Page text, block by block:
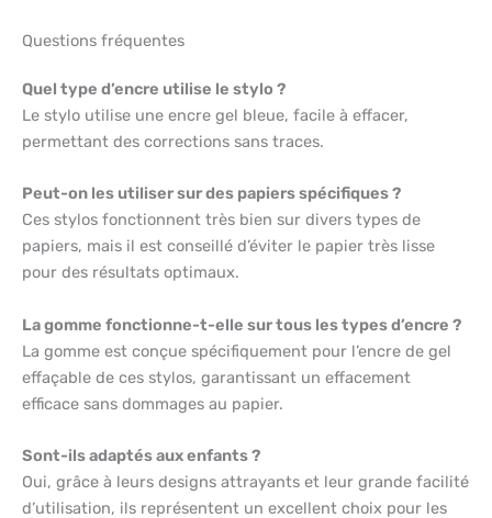
Questions fréquentes
Quel type d’encre utilise le stylo ?
Le stylo utilise une encre gel bleue, facile à effacer,
permettant des corrections sans traces.
Peut-on les utiliser sur des papiers spécifiques ?
Ces stylos fonctionnent très bien sur divers types de
papiers, mais il est conseillé d’éviter le papier très lisse
pour des résultats optimaux.
La gomme fonctionne-t-elle sur tous les types d’encre ?
La gomme est conçue spécifiquement pour l’encre de gel
effaçable de ces stylos, garantissant un effacement
efficace sans dommages au papier.
Sont-ils adaptés aux enfants ?
Oui, grâce à leurs designs attrayants et leur grande facilité
d’utilisation, ils représentent un excellent choix pour les